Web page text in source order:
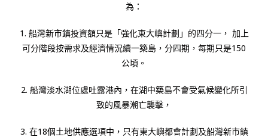
為：
1. 船灣新市鎮投資額只是「強化東大嶼計劃」的四分一， 加上
可分階段按需求及經濟情況續一築島，分四期，每期只是150
公頃。
2. 船灣淡水湖位處吐露港內，在湖中築島不會受氣候變化所引
致的風暴潮亡襲擊，
3. 在18個土地供應選項中，只有東大嶼都會計劃及船灣新市鎮